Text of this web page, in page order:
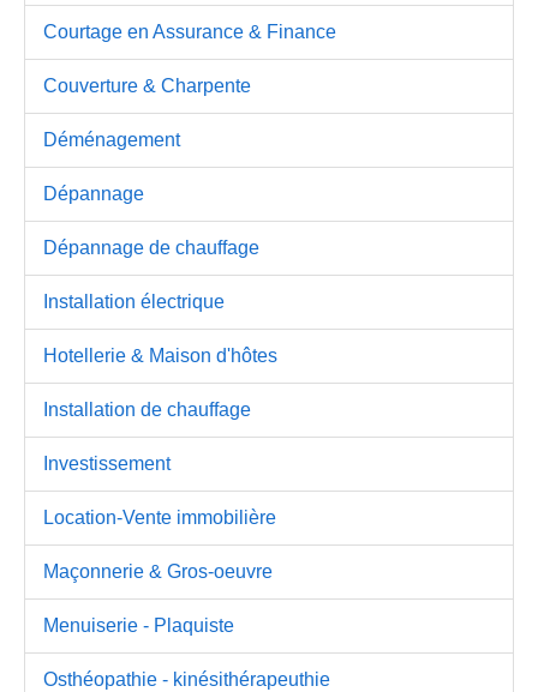
Courtage en Assurance & Finance
Couverture & Charpente
Déménagement
Dépannage
Dépannage de chauffage
Installation électrique
Hotellerie & Maison d'hôtes
Installation de chauffage
Investissement
Location-Vente immobilière
Maçonnerie & Gros-oeuvre
Menuiserie - Plaquiste
Osthéopathie - kinésithérapeuthie